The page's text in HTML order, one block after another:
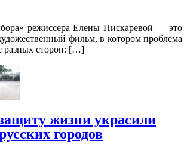
режиссера Елены Пискаревой — это
фильм, в котором проблема
разных сторон: […]
жизни украсили
городов